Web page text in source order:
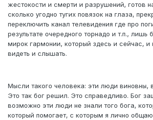
жестокости и смерти и разрушений, готов
сколько угодно тугих повязок на глаза,
переключить канал телевидения где про
результате очередного торнадо и т.п., лишь
мирок гармонии, который здесь и сейчас, и
видеть и слышать.
Мысли такого человека: эти люди виновны,
Это так бог решил. Это справедливо. Бог
возможно эти люди не знали того бога,
который помогает, с которым я лично